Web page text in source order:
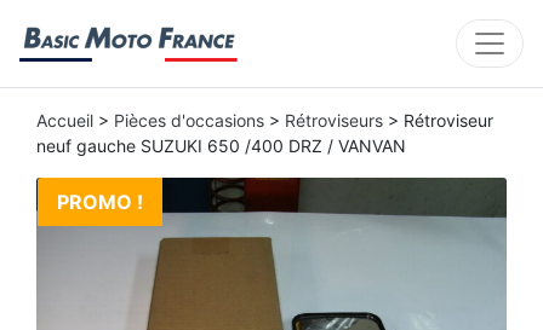
Accueil > Pièces d'occasions > Rétroviseurs > Rétroviseur
neuf gauche SUZUKI 650 /400 DRZ / VANVAN
PROMO !